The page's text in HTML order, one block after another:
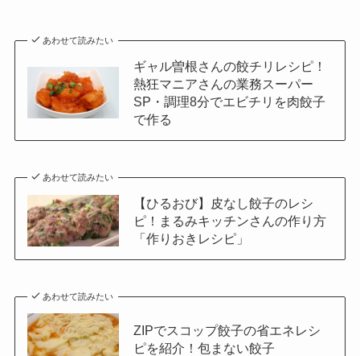
あわせて読みたい
ギャル曽根さんの餃チリレシピ！
熱狂マニアさんの業務スーパー
SP・調理8分でエビチリを肉餃子
で作る
あわせて読みたい
【ひるおび】皮なし餃子のレシ
ピ！まるみキッチンさんの作り方
「作りおきレシピ」
あわせて読みたい
ZIPでスコップ餃子の省エネレシ
ピを紹介！包まない餃子